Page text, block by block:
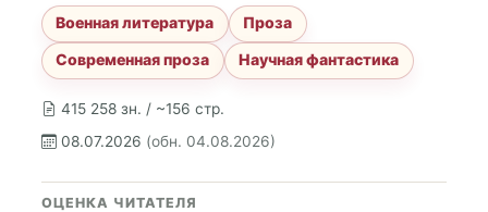
415 258 зн. / ~156 стр.
08.07.2026 (обн. 04.08.2026)
Военная литература
Проза
Современная проза
Научная фантастика
ОЦЕНКА ЧИТАТЕЛЯ